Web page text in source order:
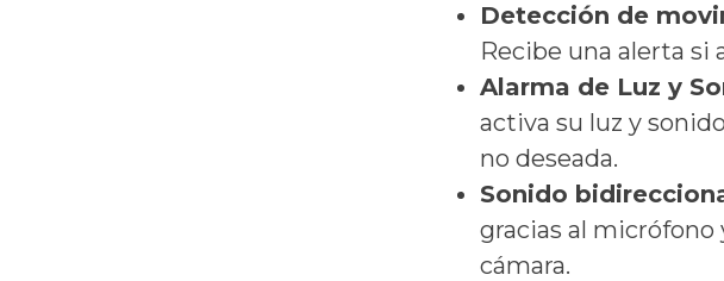
Detección de
Recibe una alerta si
Alarma de Luz y
activa su luz y
no deseada.
Sonido
gracias al micrófono
cámara.